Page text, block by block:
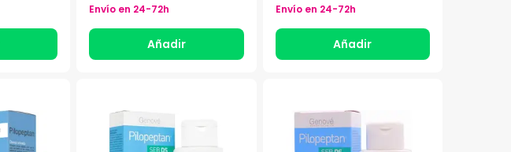
Envío en 24-72h
Añadir
Envío en 24-72h
Añadir